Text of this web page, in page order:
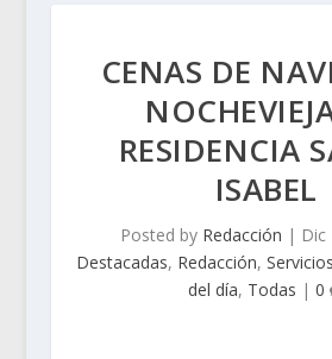
CENAS DE
RESIDENCIA
ISABEL
Posted by Redacción | Dic
Destacadas, Redacción,
del día, Todas |0